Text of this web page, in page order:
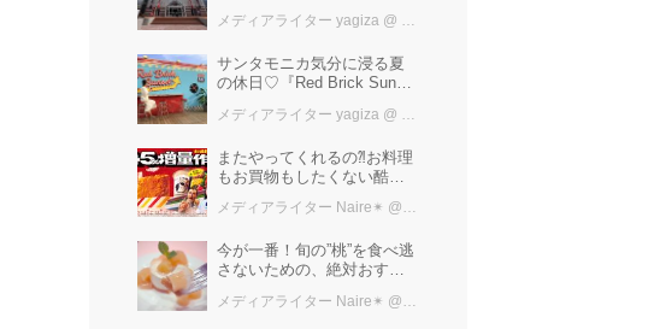
ーマパーク”！館内展示の全
メディアライター yagiza @ カワコレメディア編集部
サンタモニカ気分に浸る夏
の休日♡『Red Brick Sunset
レンガ倉庫】
メディアライター yagiza @ カワコレメディア編集部
またやってくれるの⁈お料理
もお買物もしたくない酷暑
けば増量中！！
メディアライター Naire✴︎ @ カワコレメディア編集部
今が一番！旬の”桃”を食べ逃
さないための、絶対おすす
メディアライター Naire✴︎ @ カワコレメディア編集部